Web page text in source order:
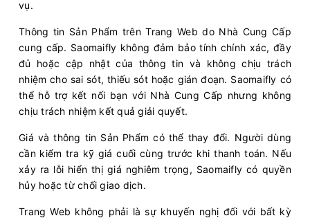
vụ.
Thông tin Sản Phẩm trên Trang Web do Nhà Cung Cấp
cung cấp. Saomaifly không đảm bảo tính chính xác, đầy
đủ hoặc cập nhật của thông tin và không chịu trách
nhiệm cho sai sót, thiếu sót hoặc gián đoạn. Saomaifly có
thể hỗ trợ kết nối bạn với Nhà Cung Cấp nhưng không
chịu trách nhiệm kết quả giải quyết.
Giá và thông tin Sản Phẩm có thể thay đổi. Người dùng
cần kiểm tra kỹ giá cuối cùng trước khi thanh toán. Nếu
xảy ra lỗi hiển thị giá nghiêm trọng, Saomaifly có quyền
hủy hoặc từ chối giao dịch.
Trang Web không phải là sự khuyến nghị đối với bất kỳ